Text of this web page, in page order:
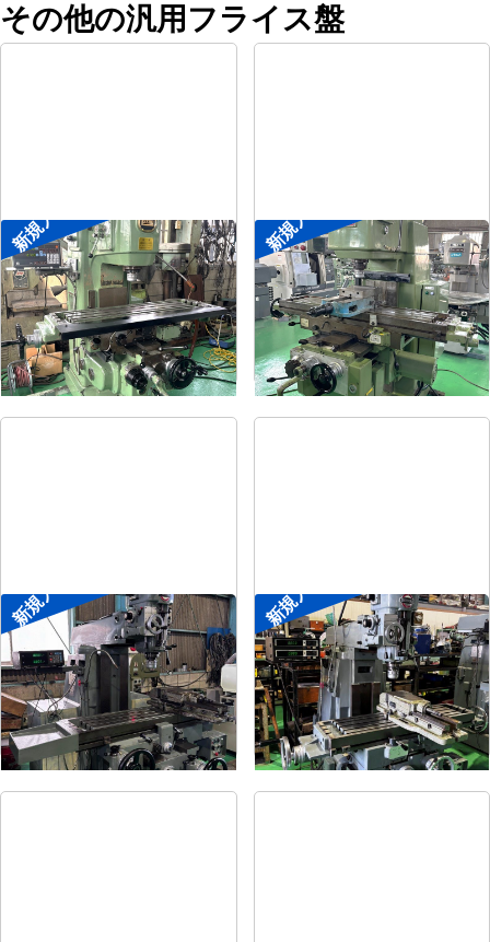
その他の汎用フライス盤
新規入荷
#2立フライス盤
メーカー 平岡工業
形 式MS-V
年 式1993
新規入荷
#2立フライス盤
メーカー 大隈豊和
形 式STM-2V
年 式1990
新規入荷
#2ラムフライス盤
メーカー 静岡
形 式 VHR-SD
年 式-
新規入荷
#1ラムフライス盤
メーカー 静岡
形 式 ST-BC
年 式-